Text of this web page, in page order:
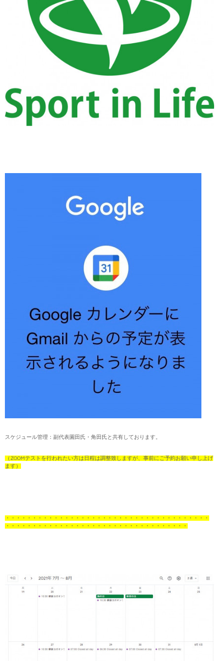
スケジュール管理：副代表園田氏・角田氏と共有しております。
（ZOOMテストを行われたい方は日程は調整致しますが、事前にご予約お願い申し上げ
ます）
・・・・・・・・・・・・・・・・・・・・・・・・・・・・・・・・・・・・・・
・・・・・・・・・・・・・・・・・・・・・・・・・・・・・・・・・・